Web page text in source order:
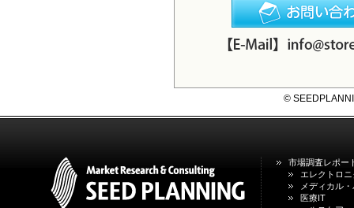
©
市場調査レポー
エレクトロ
メディカル
医療IT